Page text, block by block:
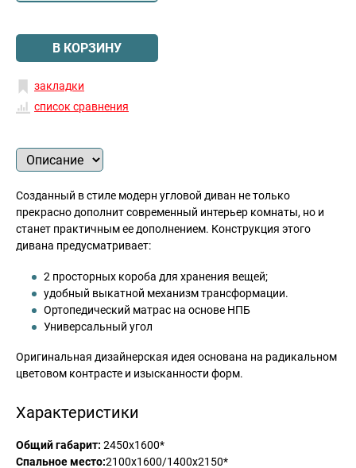
В КОРЗИНУ
закладки
список сравнения
Созданный в стиле модерн угловой диван не только
прекрасно дополнит современный интерьер комнаты, но и
станет практичным ее дополнением. Конструкция этого
дивана предусматривает:
2 просторных короба для хранения вещей;
удобный выкатной механизм трансформации.
Ортопедический матрас на основе НПБ
Универсальный угол
Оригинальная дизайнерская идея основана на радикальном
цветовом контрасте и изысканности форм.
Характеристики
Общий габарит: 2450x1600*
Спальное место:2100х1600/1400х2150*